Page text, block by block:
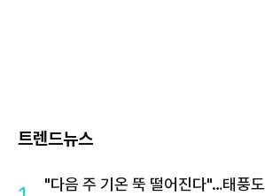
트렌드뉴스
"다음 주 기온 뚝 떨어진다"…태풍도